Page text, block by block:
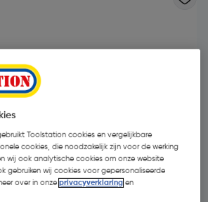
Toolstation cookies en vergelijkbare
cookies, die noodzakelijk zijn voor de werking
wij ook analytische cookies om onze website
gebruiken wij cookies voor gepersonaliseerde
over in onzeprivacyverklaring en